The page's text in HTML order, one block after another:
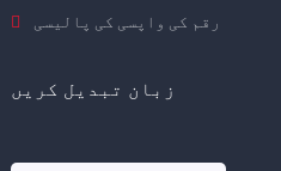
رقم کی واپسی کی پالیسی
زبان تبدیل کریں